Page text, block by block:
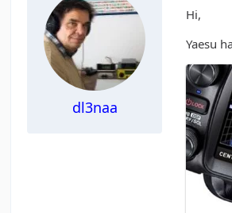
dl3naa
Hi,
Yaesu